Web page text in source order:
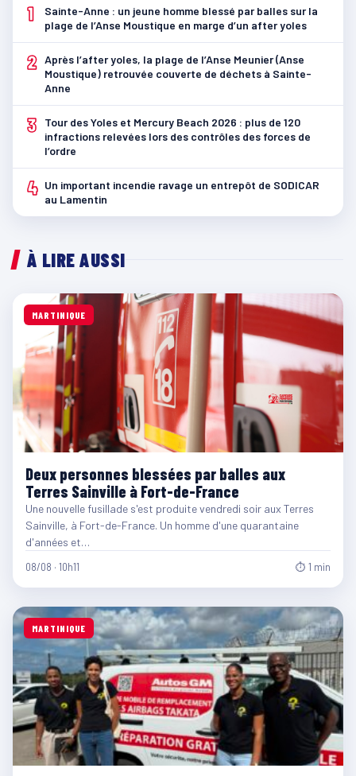
1
Sainte-Anne : un jeune homme blessé par balles sur la
plage de l’Anse Moustique en marge d’un after yoles
2 Après l’after yoles, la plage de l’Anse Meunier (Anse
Moustique) retrouvée couverte de déchets à Sainte-
Anne
3
Tour des Yoles et Mercury Beach 2026 : plus de 120
infractions relevées lors des contrôles des forces de
l’ordre
4 Un important incendie ravage un entrepôt de SODICAR
au Lamentin
À LIRE AUSSI
MARTINIQUE
Deux personnes blessées par balles aux
Terres Sainville à Fort-de-France
Une nouvelle fusillade s'est produite vendredi soir aux Terres
Sainville, à Fort-de-France. Un homme d'une quarantaine
d'années et…
08/08 · 10h11 ⏱ 1 min
MARTINIQUE